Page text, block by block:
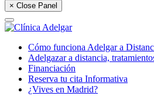
× Close Panel
Cómo funciona Adelgar a
Adelgazar a distancia,
Financiación
Reserva tu cita Informativa
¿Vives en Madrid?